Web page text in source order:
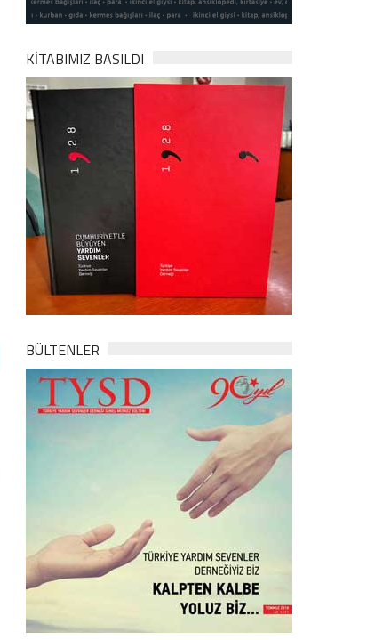
KİTABIMIZ BASILDI
BÜLTENLER